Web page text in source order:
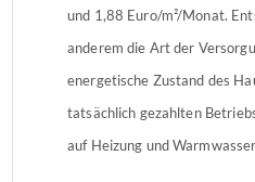
und 1,88 Euro/m²/Monat.
anderem die Art der
energetische Zustand des
tatsächlich gezahlten
auf Heizung und